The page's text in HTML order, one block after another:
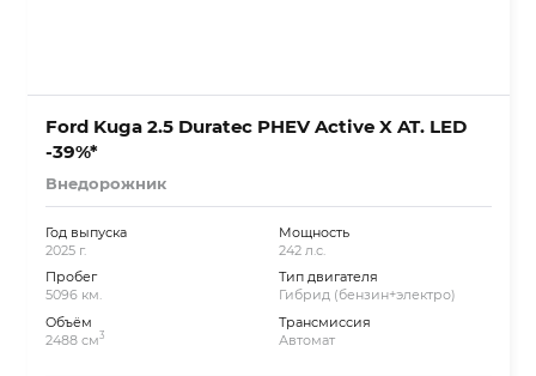
Ford Kuga 2.5 Duratec PHEV Active X AT. LED
-39%*
Внедорожник
Год выпуска
2025 г.
Пробег
5096 км.
Объём
2488 см3
Мощность
242 л.с.
Тип двигателя
Гибрид (бензин+электро)
Трансмиссия
Автомат